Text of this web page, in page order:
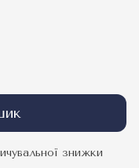
знижки